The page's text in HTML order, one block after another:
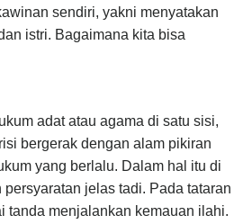
sendiri, yakni menyatakan
istri. Bagaimana kita bisa
adat atau agama di satu sisi,
bergerak dengan alam pikiran
yang berlalu. Dalam hal itu di
jelas tadi. Pada tataran
tanda menjalankan kemauan ilahi.